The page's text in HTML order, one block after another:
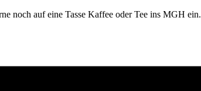
noch auf eine Tasse Kaffee oder Tee ins MGH ein.